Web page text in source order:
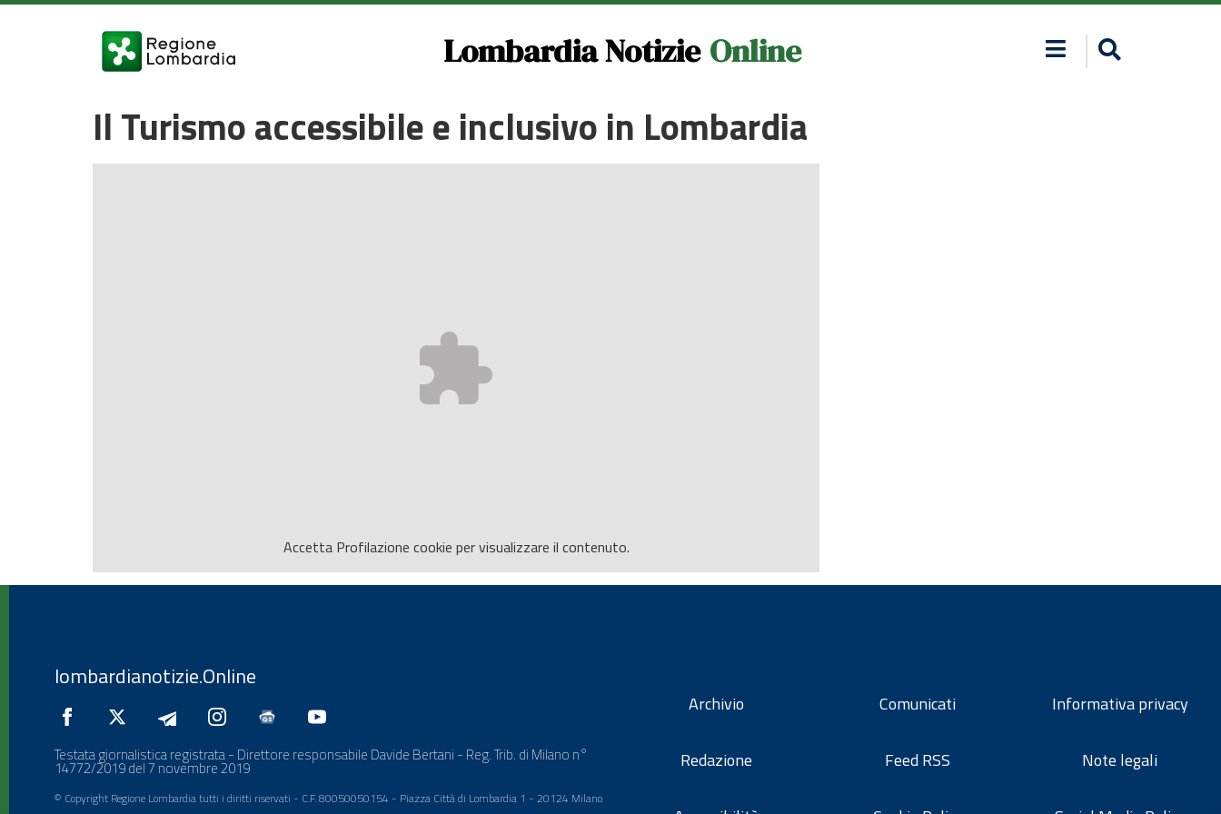
Lombardia Notizie Online
Il Turismo accessibile e inclusivo in Lombardia
Accetta Profilazione cookie per visualizzare il contenuto.
lombardianotizie.Online
Testata giornalistica registrata - Direttore responsabile Davide Bertani - Reg. Trib. di Milano n°
14772/2019 del 7 novembre 2019
© Copyright Regione Lombardia tutti i diritti riservati - C.F. 80050050154 - Piazza Città di Lombardia 1 - 20124 Milano
Archivio
Redazione
Comunicati
Feed RSS
Informativa privacy
Note legali